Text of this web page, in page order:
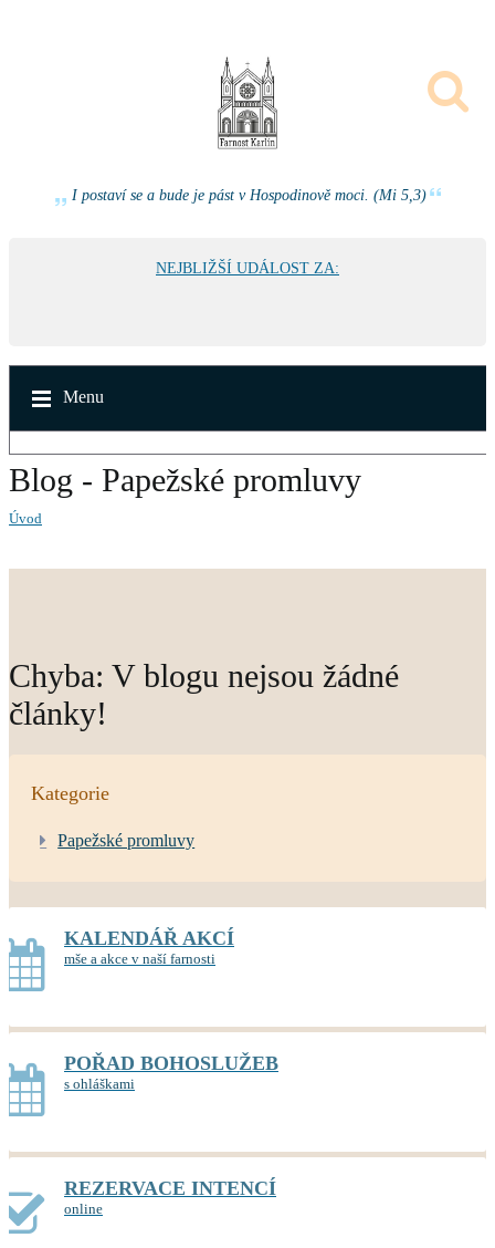
I postaví se a bude je pást v Hospodinově moci. (Mi 5,3)
NEJBLIŽŠÍ UDÁLOST ZA:
Menu
Blog - Papežské promluvy
Úvod
Chyba: V blogu nejsou žádné
články!
Kategorie
Papežské promluvy
KALENDÁŘ AKCÍ
mše a akce v naší farnosti
POŘAD BOHOSLUŽEB
s ohláškami
REZERVACE INTENCÍ
online